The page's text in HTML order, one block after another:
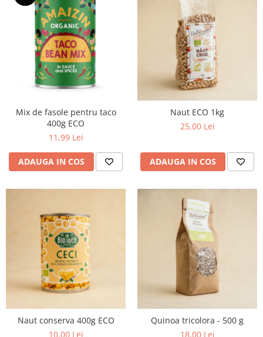
Mix de fasole pentru taco
400g ECO
11,99 Lei
ADAUGA IN COS
Naut ECO 1kg
25,00 Lei
ADAUGA IN COS
Naut conserva 400g ECO
10,00 Lei
Quinoa tricolora - 500 g
18,00 Lei